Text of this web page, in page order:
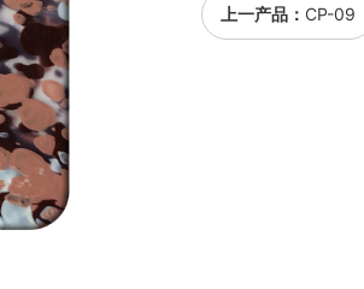
上一产品： CP-09